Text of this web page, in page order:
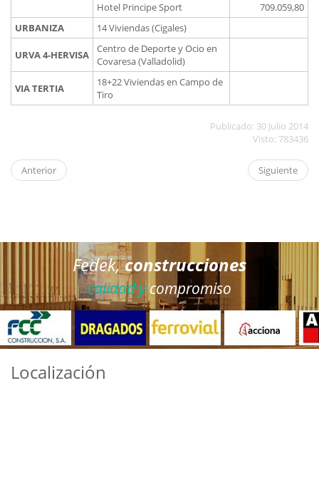
Hotel Principe Sport
709.059,80
URBANIZA
14 Viviendas (Cigales)
URVA 4-HERVISA
Centro de Deporte y Ocio en
Covaresa (Valladolid)
VIA TERTIA
18+22 Viviendas en Campo de
Tiro
Publicado: 30 Julio 2014
Visto: 783436
Anterior Siguiente
Fedek,construcciones
calidad ycompromiso
Localización